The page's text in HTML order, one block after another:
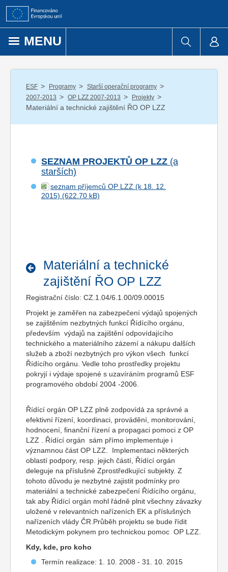
Přejít k obsahu
MENU
ESF / Programy / Starší operační programy /
2007-2013 / OP LZZ 2007-2013 / Projekty /
Materiální a technické zajištění ŘO OP LZZ
SEZNAM PROJEKTŮ OP LZZ (a
starších)
seznam příjemců OP LZZ (k 18. 12.
2015)
Materiální a technické
zajištění ŘO OP LZZ
Registrační číslo: CZ.1.04/6.1.00/09.00015
Projekt je zaměřen na zabezpečení výdajů spojených
se zajištěním nezbytných funkcí Řídícího orgánu,
především výdajů na zajištění odpovídajícího
technického a materiálního zázemí a nákupu dalších
služeb a zboží nezbytných pro výkon všech funkcí
Řídícího orgánu. Vedle toho prostředky projektu
pokryjí i výdaje spojené s uzavíráním programů ESF
programového období 2004 -2006.
Řídící orgán OP LZZ plně zodpovídá za správné a
efektivní řízení, koordinaci, provádění, monitorování,
hodnocení, finanční řízení a propagaci pomoci z OP
LZZ . Řídící orgán sám přímo implementuje i
významnou část OP LZZ. Implementaci některých
oblastí podpory, resp. jejich částí, Řídící orgán
deleguje na příslušné Zprostředkující subjekty. Z
tohoto důvodu je nezbytné zajistit podmínky pro
materiální a technické zabezpečení Řídícího orgánu,
tak aby Řídící orgán mohl řádně plnit všechny závazky
uložené v relevantních nařízeních EK a příslušných
nařízeních vlády ČR.Průběh projektu se bude řídit
Metodickým pokynem pro technickou pomoc OP LZZ.
Kdy, kde, pro koho
Termín realizace: 1. 10. 2008 - 31. 10. 2015